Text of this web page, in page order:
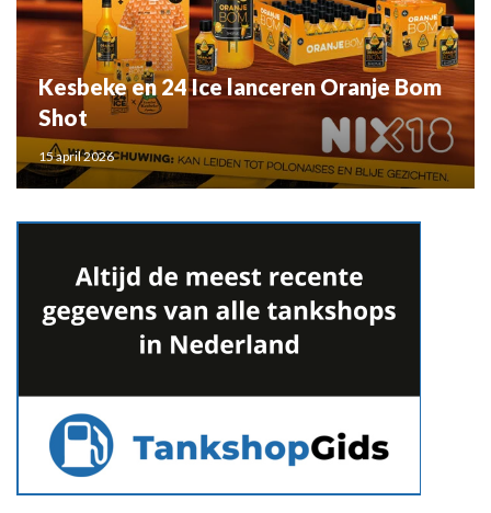
Kesbeke en 24 Ice lanceren Oranje Bom
Shot
15 april 2026